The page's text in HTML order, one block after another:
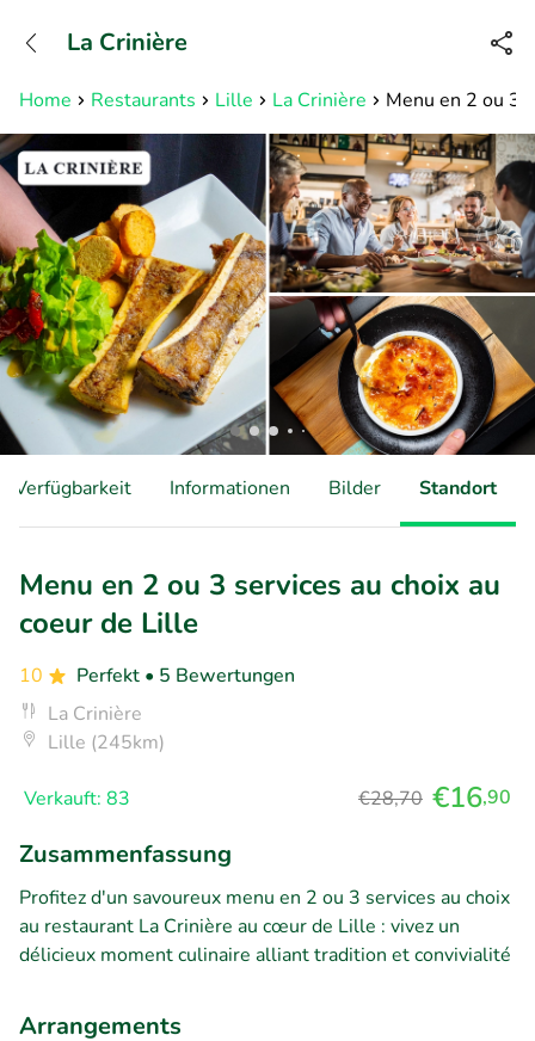
Erreichbar bis 23:00 Uhr (max
0,09€/Min)
Home Restaurants Lille La Crinière Menu en 2 ou 3
La Crinière
Verfügbarkeit Informationen Bilder Standort
Menu en 2 ou 3 services au choix au
coeur de Lille
10 Perfekt • 5 Bewertungen
La Crinière
Lille (245km)
Verkauft: 83 €28,70 €16,90
Zusammenfassung
Profitez d'un savoureux menu en 2 ou 3 services au choix
au restaurant La Crinière au cœur de Lille : vivez un
délicieux moment culinaire alliant tradition et convivialité
Arrangements